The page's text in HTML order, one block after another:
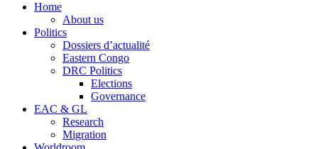
Home
About us
Politics
Dossiers d’actualité
Eastern Congo
DRC Politics
Elections
Governance
EAC & GL
Research
Migration